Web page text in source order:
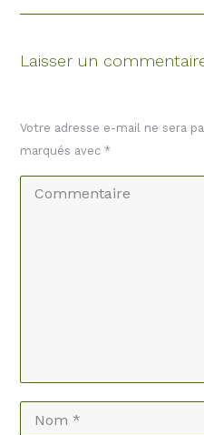
Laisser un
Votre adresse e-mail ne sera
marqués avec*
Commentaire
Nom *